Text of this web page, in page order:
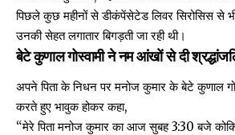
पिछले कुछ महीनों से डीकंपेंसेटेड लिवर सिरोसिस से
उनकी सेहत लगातार बिगड़ती जा रही थी।
बेटे कुणाल गोस्वामी ने नम आंखों से दी
अपने पिता के निधन पर मनोज कुमार के बेटे कुणाल
करते हुए भावुक होकर कहा,
“मेरे पिता मनोज कुमार का आज सुबह 3:30 बजे